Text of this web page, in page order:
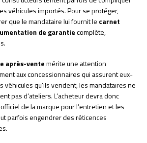
véhicules importés. Pour se protéger,
que le mandataire lui fournit le carnet
de garantiecomplète,
après-ventemérite une attention
aux concessionnaires qui assurent eux-
véhicules qu’ils vendent, les mandataires ne
pas d’ateliers. L’acheteur devra donc
de la marque pour l’entretien et les
parfois engendrer des réticences